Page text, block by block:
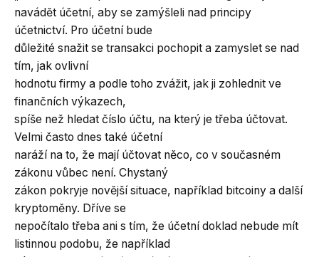
navádět účetní, aby se zamýšleli nad principy
účetnictví. Pro účetní bude
důležité snažit se transakci pochopit a zamyslet se nad
tím, jak ovlivní
hodnotu firmy a podle toho zvážit, jak ji zohlednit ve
finančních výkazech,
spíše než hledat číslo účtu, na který je třeba účtovat.
Velmi často dnes také účetní
naráží na to, že mají účtovat něco, co v současném
zákonu vůbec není. Chystaný
zákon pokryje novější situace, například bitcoiny a další
kryptoměny. Dříve se
nepočítalo třeba ani s tím, že účetní doklad nebude mít
listinnou podobu, že například